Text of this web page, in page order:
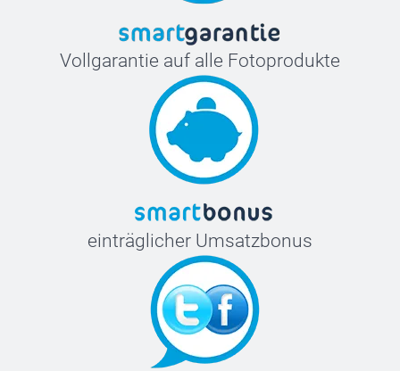
Vollgarantie auf alle Fotoprodukte
einträglicher Umsatzbonus